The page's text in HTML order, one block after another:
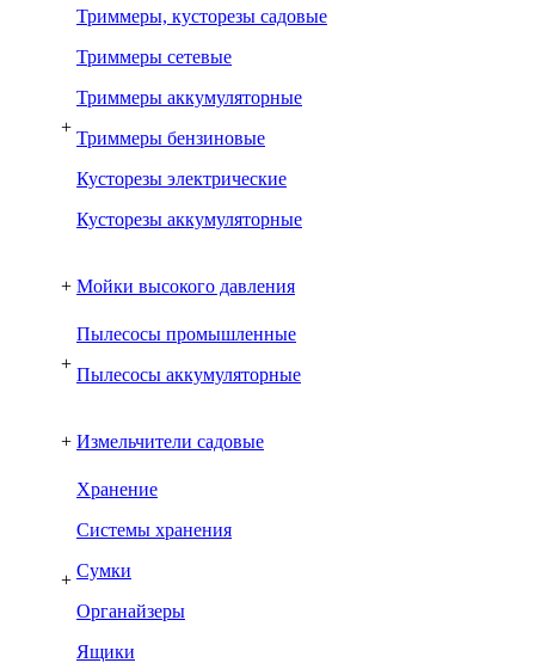
+
Триммеры, кусторезы садовые
Триммеры сетевые
Триммеры аккумуляторные
Триммеры бензиновые
Кусторезы электрические
Кусторезы аккумуляторные
+ Мойки высокого давления
+
Пылесосы промышленные
Пылесосы аккумуляторные
+ Измельчители садовые
+
Хранение
Системы хранения
Сумки
Органайзеры
Ящики